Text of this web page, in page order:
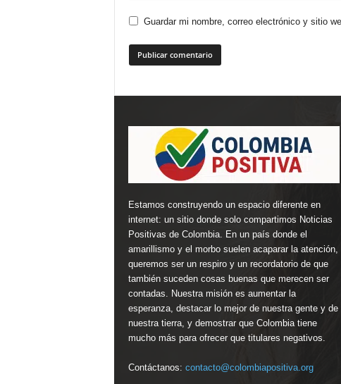
Guardar mi nombre, correo electrónico y sitio
Estamos construyendo un espacio diferente en
internet: un sitio donde solo compartimos Noticias
Positivas de Colombia. En un país donde el
amarillismo y el morbo suelen acaparar la atención,
queremos ser un respiro y un recordatorio de que
también suceden cosas buenas que merecen ser
contadas. Nuestra misión es aumentar la
esperanza, destacar lo mejor de nuestra gente y de
nuestra tierra, y demostrar que Colombia tiene
mucho más para ofrecer que titulares negativos.
Contáctanos: contacto@colombiapositiva.org